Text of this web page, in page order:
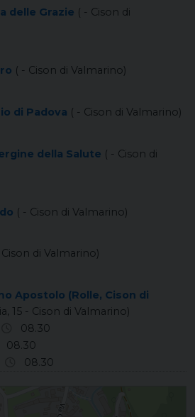
delle Grazie ( - Cison di
( - Cison di Valmarino)
di Padova ( - Cison di Valmarino)
della Salute ( - Cison di
( - Cison di Valmarino)
Cison di Valmarino)
Apostolo (Rolle, Cison di
15 - Cison di Valmarino)
08.30
08.30
08.30
Assunta